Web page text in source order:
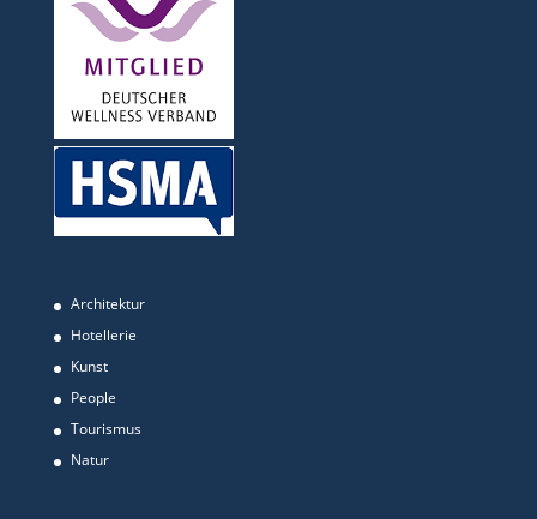
Architektur
Hotellerie
Kunst
People
Tourismus
Natur